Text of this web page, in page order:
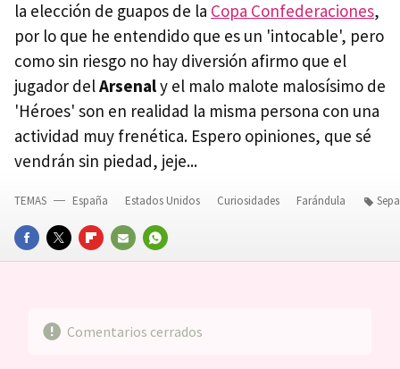
la elección de guapos de la Copa Confederaciones,
por lo que he entendido que es un 'intocable', pero
como sin riesgo no hay diversión afirmo que el
jugador delArsenaly el malo malote malosísimo de
'Héroes' son en realidad la misma persona con una
actividad muy frenética. Espero opiniones, que sé
vendrán sin piedad, jeje...
FACEBOOKTWITTERFLIPBOARD
E-
WHATSAPP
TEMAS España Estados Unidos Curiosidades Farándula
Comentarios cerrados